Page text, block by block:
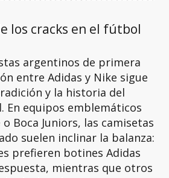
los cracks en el fútbol
argentinos de primera
entre Adidas y Nike sigue
y la historia del
En equipos emblemáticos
Boca Juniors, las camisetas
suelen inclinar la balanza:
prefieren botines Adidas
mientras que otros